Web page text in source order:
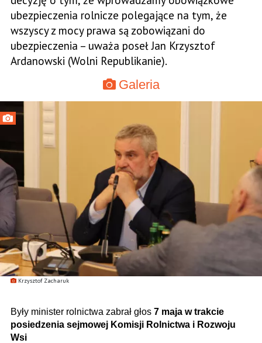
Krzysztof Zacharuk
ubezpieczenia rolnicze polegające na tym, że
wszyscy z mocy prawa są zobowiązani do
ubezpieczenia – uważa poseł Jan Krzysztof
Ardanowski (Wolni Republikanie).
Galeria
Były minister rolnictwa zabrał głos 7 maja w trakcie
posiedzenia sejmowej Komisji Rolnictwa i Rozwoju
Wsi